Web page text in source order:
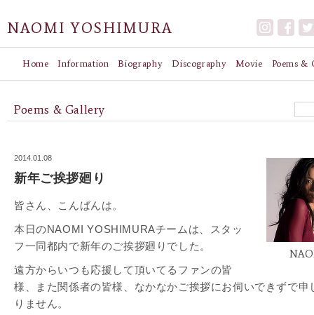
NAOMI YOSHIMURA
Home Information Biography Discography Movie Poems &
Poems & Gallery
2014.01.08
新年ご挨拶廻り
皆さん、こんばんは。
本日のNAOMI YOSHIMURAチームは、スタッ
フ一同都内で新年のご挨拶廻りでした。
遠方からいつも応援して頂いてるファンの皆
様、また関係者の皆様、なかなかご挨拶にお伺いできずで申
りません。